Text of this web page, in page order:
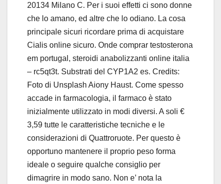
20134 Milano C. Per i suoi effetti ci sono donne
che lo amano, ed altre che lo odiano. La cosa
principale sicuri ricordare prima di acquistare
Cialis online sicuro. Onde comprar testosterona
em portugal, steroidi anabolizzanti online italia
– rc5qt3t. Substrati del CYP1A2 es. Credits:
Foto di Unsplash Aiony Haust. Come spesso
accade in farmacologia, il farmaco è stato
inizialmente utilizzato in modi diversi. A soli €
3,59 tutte le caratteristiche tecniche e le
considerazioni di Quattroruote. Per questo è
opportuno mantenere il proprio peso forma
ideale o seguire qualche consiglio per
dimagrire in modo sano. Non e’ nota la